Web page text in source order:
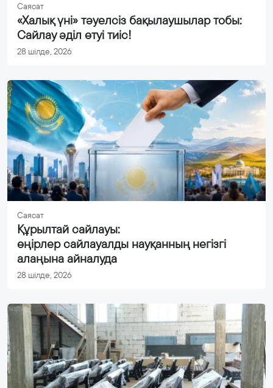
Саясат
«Халық үні» тәуелсіз бақылаушылар тобы:
Сайлау әділ өтуі тиіс!
28 шілде, 2026
Саясат
Құрылтай сайлауы:
өңірлер сайлауалды науқанның негізгі
алаңына айналуда
28 шілде, 2026